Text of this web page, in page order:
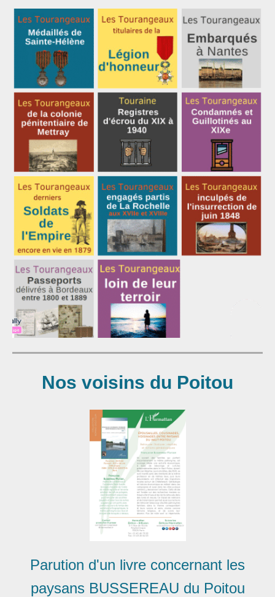
Nos voisins du Poitou
Parution d'un livre concernant les
paysans BUSSEREAU du Poitou